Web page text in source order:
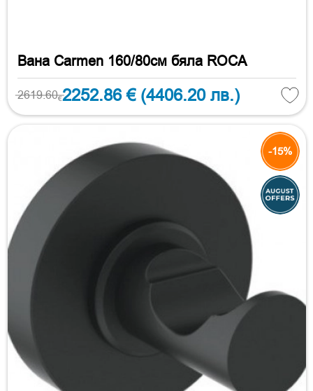
Вана Carmen 160/80см бяла ROCA
2619.60€2252.86 € (4406.20 лв.)
-15%